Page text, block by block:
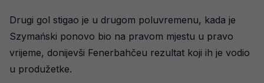
Drugi gol stigao je u drugom poluvremenu, kada je
Szymański ponovo bio na pravom mjestu u pravo
vrijeme, donijevši Fenerbahčeu rezultat koji ih je vodio
u produžetke.